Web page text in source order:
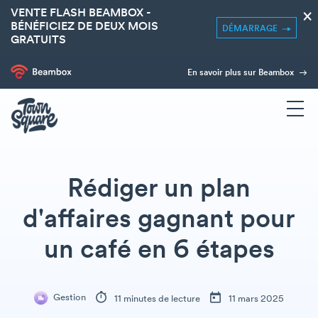
VENTE FLASH BEAMBOX -
BÉNÉFICIEZ DE DEUX MOIS
GRATUITS
DÉMARRAGE
×
En savoir plus sur Beambox
Rédiger un plan
d'affaires gagnant pour
un café en 6 étapes
Gestion 11 minutes de lecture 11 mars 2025